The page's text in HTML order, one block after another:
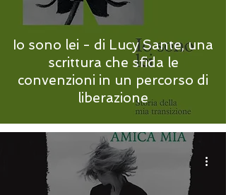
Io sono lei - di Lucy Sante, una
scrittura che sfida le
convenzioni in un percorso di
liberazione